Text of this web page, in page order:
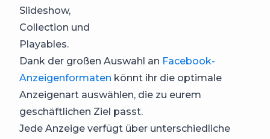
Slideshow,
Collection und
Playables.
Dank der großen Auswahl an Facebook-
Anzeigenformaten könnt ihr die optimale
Anzeigenart auswählen, die zu eurem
geschäftlichen Ziel passt.
Jede Anzeige verfügt über unterschiedliche